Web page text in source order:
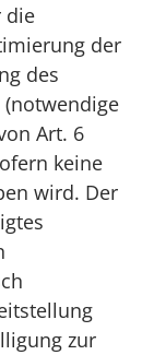
die
der
des
Art. 6
keine
wird. Der
zur